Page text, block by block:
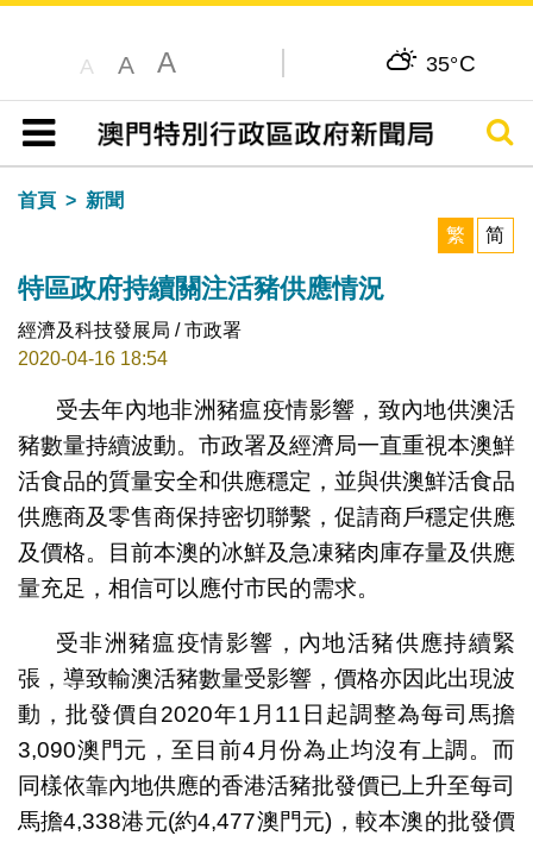
A A A 35°C
目錄
搜尋
首頁
新聞
繁
简
特區政府持續關注活豬供應情況
經濟及科技發展局 / 市政署
2020-04-16 18:54
受去年內地非洲豬瘟疫情影響，致內地供澳活
豬數量持續波動。市政署及經濟局一直重視本澳鮮
活食品的質量安全和供應穩定，並與供澳鮮活食品
供應商及零售商保持密切聯繫，促請商戶穩定供應
及價格。目前本澳的冰鮮及急凍豬肉庫存量及供應
量充足，相信可以應付市民的需求。
受非洲豬瘟疫情影響，內地活豬供應持續緊
張，導致輸澳活豬數量受影響，價格亦因此出現波
動，批發價自2020年1月11日起調整為每司馬擔
3,090澳門元，至目前4月份為止均沒有上調。而
同樣依靠內地供應的香港活豬批發價已上升至每司
馬擔4,338港元(約4,477澳門元)，較本澳的批發價